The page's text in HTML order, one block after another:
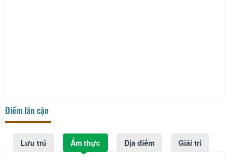
Điểm lân cận
Lưu trú Ẩm thực Địa điểm Giải trí